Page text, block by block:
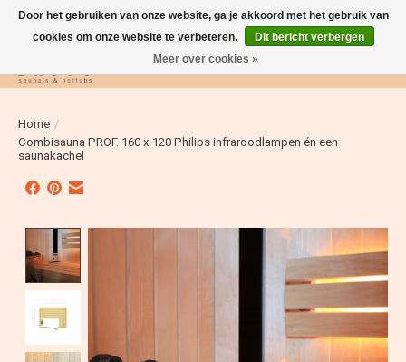
Verlanglijst
Home /
Combisauna PROF. 160 x 120 Philips infraroodlampen én een
saunakachel
Product image slideshow Items
Door het gebruiken van onze website, ga je akkoord met het gebruik van
cookies om onze website te verbeteren.
Dit bericht verbergen
Meer over cookies »